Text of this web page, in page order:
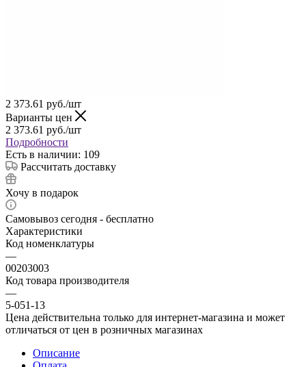
2 373.61 руб./шт
Варианты цен
2 373.61 руб./шт
Подробности
Есть в наличии: 109
Рассчитать доставку
Хочу в подарок
Самовывоз сегодня - бесплатно
Характеристики
Код номенклатуры
—
00203003
Код товара производителя
—
5-051-13
Цена действительна только для интернет-магазина и может
отличаться от цен в розничных магазинах
Описание